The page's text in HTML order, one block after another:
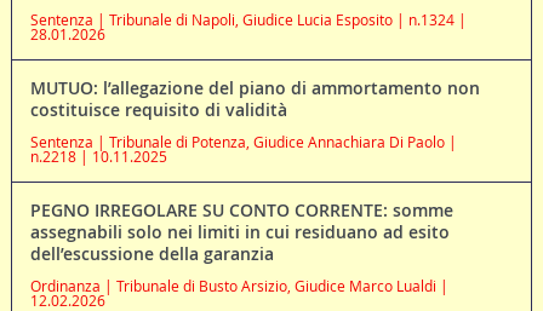
Sentenza | Tribunale di Napoli, Giudice Lucia Esposito | n.1324 |
28.01.2026
MUTUO: l’allegazione del piano di ammortamento non
costituisce requisito di validità
Sentenza | Tribunale di Potenza, Giudice Annachiara Di Paolo |
n.2218 | 10.11.2025
PEGNO IRREGOLARE SU CONTO CORRENTE: somme
assegnabili solo nei limiti in cui residuano ad esito
dell’escussione della garanzia
Ordinanza | Tribunale di Busto Arsizio, Giudice Marco Lualdi |
12.02.2026